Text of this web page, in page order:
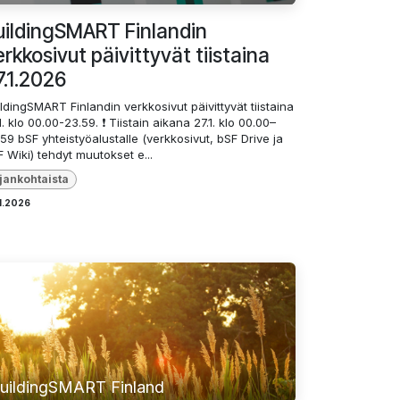
Finlandin
päivittyvät tiistaina
Finlandin verkkosivut päivittyvät tiistaina
klo 00.00-23.59. ❗️ Tiistain aikana 27.1. klo 00.00–
bSF yhteistyöalustalle (verkkosivut, bSF Drive ja
Wiki) tehdyt muutokset e...
Finland